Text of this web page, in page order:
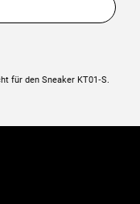
für den Sneaker KT01‑S.